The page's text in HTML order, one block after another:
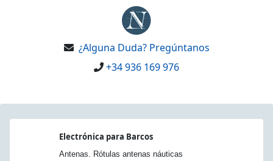
¿Alguna Duda? Pregúntanos
+34 936 169 976
Electrónica para Barcos
Antenas. Rótulas antenas náuticas